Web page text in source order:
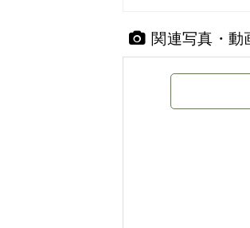
関連写真・動